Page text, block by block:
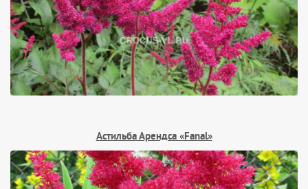
Астильба Арендса «Fanal»